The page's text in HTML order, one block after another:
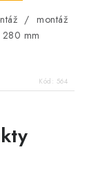
/ montáž
280 mm
Kód: 564